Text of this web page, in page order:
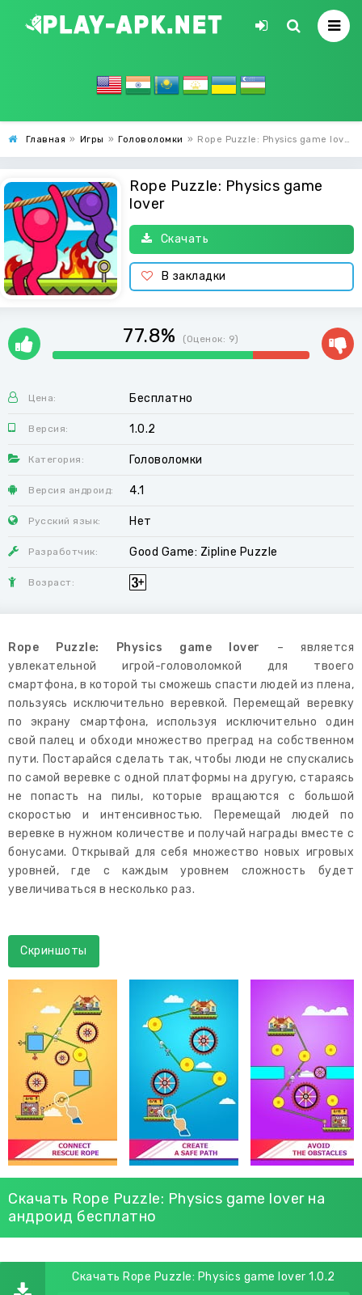
Главная » Игры » Головоломки » Rope Puzzle: Physics game lover
Rope Puzzle: Physics game
lover
Скачать
В закладки
77.8% (Оценок: 9)
Цена: Бесплатно
Версия: 1.0.2
Категория: Головоломки
Версия андроид: 4.1
Русский язык: Нет
Разработчик: Good Game: Zipline Puzzle
Возраст:
Rope Puzzle: Physics game lover – является
увлекательной игрой-головоломкой для твоего
смартфона, в которой ты сможешь спасти людей из плена,
пользуясь исключительно веревкой. Перемещай веревку
по экрану смартфона, используя исключительно один
свой палец и обходи множество преград на собственном
пути. Постарайся сделать так, чтобы люди не спускались
по самой веревке с одной платформы на другую, стараясь
не попасть на пилы, которые вращаются с большой
скоростью и интенсивностью. Перемещай людей по
веревке в нужном количестве и получай награды вместе с
бонусами. Открывай для себя множество новых игровых
уровней, где с каждым уровнем сложность будет
увеличиваться в несколько раз.
Скриншоты
Скачать Rope Puzzle: Physics game lover на
андроид бесплатно
Скачать Rope Puzzle: Physics game lover 1.0.2